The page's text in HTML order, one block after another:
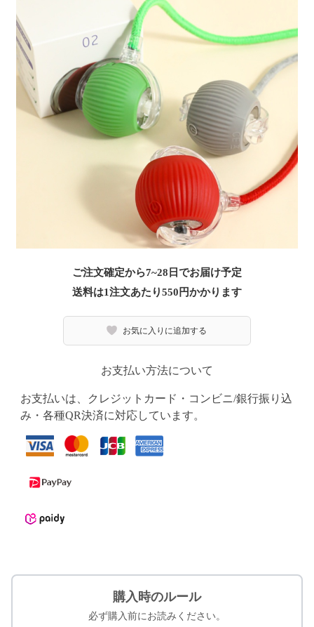
ご注文確定から7~28日でお届け予定
送料は1注文あたり550 円かかります
お気に入りに追加する
お支払い方法について
お支払いは、クレジットカード・コンビニ/銀行振り込
み・各種QR決済に対応しています。
購入時のルール
必ず購入前にお読みください。